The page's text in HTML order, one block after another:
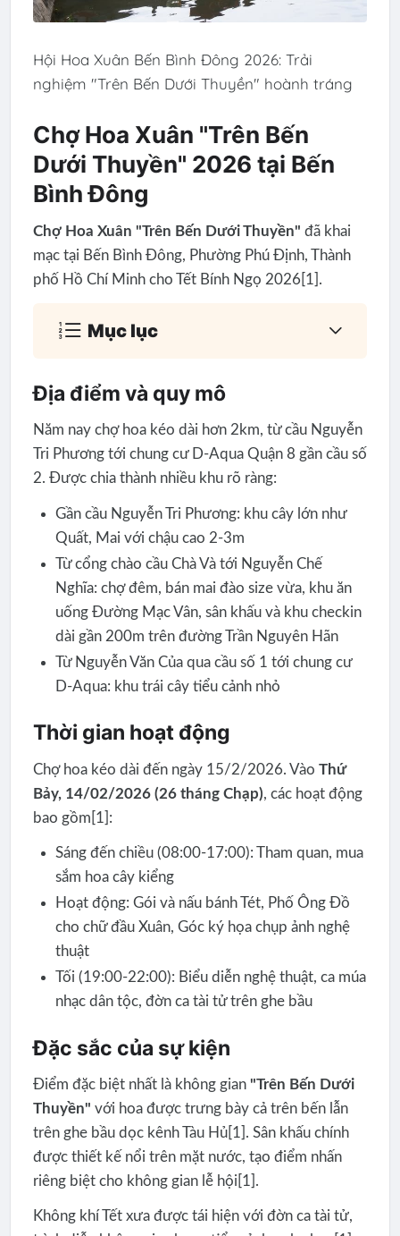
Hội Hoa Xuân Bến Bình Đông 2026: Trải
nghiệm "Trên Bến Dưới Thuyền" hoành tráng
Chợ Hoa Xuân "Trên Bến
Dưới Thuyền" 2026 tại Bến
Bình Đông
Chợ Hoa Xuân "Trên Bến Dưới Thuyền" đã khai
mạc tại Bến Bình Đông, Phường Phú Định, Thành
phố Hồ Chí Minh cho Tết Bính Ngọ 2026[1].
Mục lục
Địa điểm và quy mô
Năm nay chợ hoa kéo dài hơn 2km, từ cầu Nguyễn
Tri Phương tới chung cư D-Aqua Quận 8 gần cầu số
2. Được chia thành nhiều khu rõ ràng:
Gần cầu Nguyễn Tri Phương: khu cây lớn như
Quất, Mai với chậu cao 2-3m
Từ cổng chào cầu Chà Và tới Nguyễn Chế
Nghĩa: chợ đêm, bán mai đào size vừa, khu ăn
uống Đường Mạc Vân, sân khấu và khu checkin
dài gần 200m trên đường Trần Nguyên Hãn
Từ Nguyễn Văn Của qua cầu số 1 tới chung cư
D-Aqua: khu trái cây tiểu cảnh nhỏ
Thời gian hoạt động
Chợ hoa kéo dài đến ngày 15/2/2026. Vào Thứ
Bảy, 14/02/2026 (26 tháng Chạp), các hoạt động
bao gồm[1]:
Sáng đến chiều (08:00-17:00): Tham quan, mua
sắm hoa cây kiểng
Hoạt động: Gói và nấu bánh Tét, Phố Ông Đồ
cho chữ đầu Xuân, Góc ký họa chụp ảnh nghệ
thuật
Tối (19:00-22:00): Biểu diễn nghệ thuật, ca múa
nhạc dân tộc, đờn ca tài tử trên ghe bầu
Đặc sắc của sự kiện
Điểm đặc biệt nhất là không gian "Trên Bến Dưới
Thuyền" với hoa được trưng bày cả trên bến lẫn
trên ghe bầu dọc kênh Tàu Hủ[1]. Sân khấu chính
được thiết kế nổi trên mặt nước, tạo điểm nhấn
riêng biệt cho không gian lễ hội[1].
Không khí Tết xưa được tái hiện với đờn ca tài tử,